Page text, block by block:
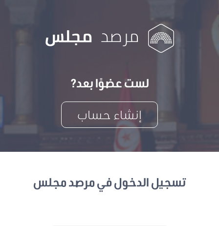
لست عضوًا بعد?
إنشاء حساب
تسجيل الدخول في مرصد مجلس